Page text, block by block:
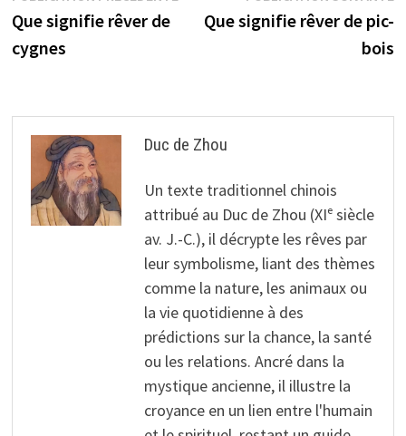
de
l’article
précédente :
Que signifie rêver de
cygnes
Que signifie rêver de pic-
bois
Duc de Zhou
Un texte traditionnel chinois
attribué au Duc de Zhou (XIᵉ siècle
av. J.-C.), il décrypte les rêves par
leur symbolisme, liant des thèmes
comme la nature, les animaux ou
la vie quotidienne à des
prédictions sur la chance, la santé
ou les relations. Ancré dans la
mystique ancienne, il illustre la
croyance en un lien entre l'humain